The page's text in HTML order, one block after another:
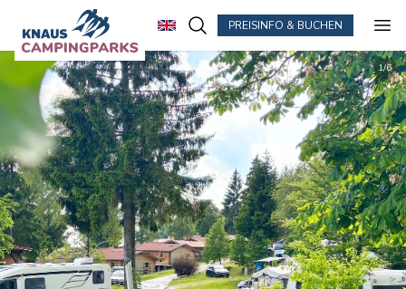
Zum Hauptinhalt springen
PREISINFO & BUCHEN
2/6